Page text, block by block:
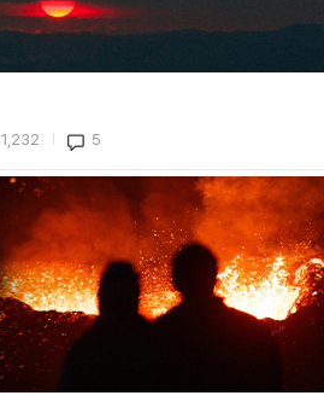
1,232 5